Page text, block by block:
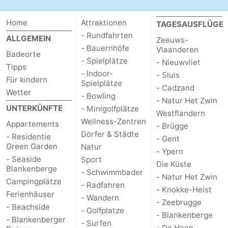
Blankenberge
-
De
Haan
-
Bredene
-
Middelkerke
-
Westende
Wetter
Kontakt
Home
ALLGEMEIN
Badeorte
Tipps
Für kindern
Wetter
UNTERKÜNFTE
Appartements
- Residentie
Green Garden
- Seaside
Blankenberge
Campingplätze
Ferienhäuser
- Beachside
- Blankenberger
Attraktionen
- Rundfahrten
- Bauernhöfe
- Spielplätze
- Indoor-
Spielplätze
- Bowling
- Minigolfplätze
Wellness-Zentren
Dörfer & Städte
Natur
Sport
- Schwimmbader
- Radfahren
- Wandern
- Golfplatze
- Surfen
TAGESAUSFLÜGE
Zeeuws-
Vlaanderen
- Nieuwvliet
- Sluis
- Cadzand
- Natur Het Zwin
Westflandern
- Brügge
- Gent
- Ypern
Die Küste
- Natur Het Zwin
- Knokke-Heist
- Zeebrugge
- Blankenberge